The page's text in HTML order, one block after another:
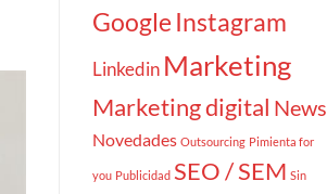
Google Instagram
Linkedin Marketing
Marketing digital News
Novedades Outsourcing Pimienta for
you Publicidad SEO / SEM Sin